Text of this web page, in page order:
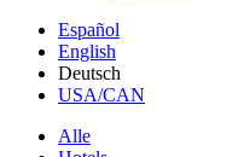
Español
English
Deutsch
USA/CAN
Alle